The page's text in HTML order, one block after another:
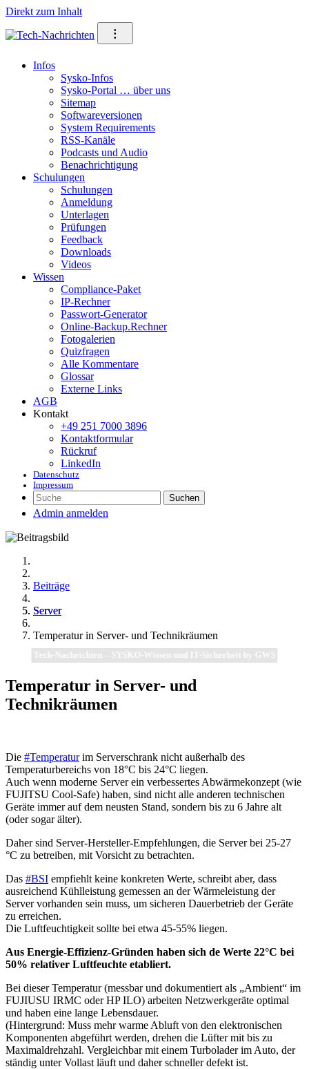
Direkt zum Inhalt
⁝
Infos
Sysko-Infos
Sysko-Portal … über uns
Sitemap
Softwareversionen
System Requirements
RSS-Kanäle
Podcasts und Audio
Benachrichtigung
Schulungen
Schulungen
Anmeldung
Unterlagen
Prüfungen
Feedback
Downloads
Videos
Wissen
Compliance-Paket
IP-Rechner
Passwort-Generator
Online-Backup.Rechner
Fotogalerien
Quizfragen
Alle Kommentare
Glossar
Externe Links
AGB
Kontakt
+49 251 7000 3896
Kontaktformular
Rückruf
LinkedIn
Datenschutz
Impressum
Suchen
Admin anmelden
Beiträge
Server
Temperatur in Server- und Technikräumen
Tech-Nachrichten – SYSKO-Wissen und IT-Sicherheit by GWS
Temperatur in Server- und
Technikräumen
Die #Temperaturim Serverschrank nicht außerhalb des
Temperaturbereichs von 18°C bis 24°C liegen.
Auch wenn moderne Server ein verbessertes Abwärmekonzept (wie
FUJITSU Cool-Safe) haben, sind nicht alle anderen technischen
Geräte immer auf dem neusten Stand, sondern bis zu 6 Jahre alt
(oder sogar älter).
Daher sind Server-Hersteller-Empfehlungen, die Server bei 25-27
°C zu betreiben, mit Vorsicht zu betrachten.
Das #BSI empfiehlt keine konkreten Werte, schreibt aber, dass
ausreichend Kühlleistung gemessen an der Wärmeleistung der
Server vorhanden sein muss, um sicheren Dauerbetrieb der Geräte
zu erreichen.
Die Luftfeuchtigkeit sollte bei etwa 45-55% liegen.
Aus Energie-Effizienz-Gründen haben sich de Werte 22°C bei
50% relativer Luftfeuchte etabliert.
Bei dieser Temperatur (messbar und dokumentiert als „Ambient“ im
FUJIUSU IRMC oder HP ILO) arbeiten Netzwerkgeräte optimal
und haben eine lange Lebensdauer.
(Hintergrund: Muss mehr warme Abluft von den elektronischen
Komponenten abgeführt werden, drehen die Lüfter mit bis zu
Maximaldrehzahl. Vergleichbar mit einem Turbolader im Auto, der
ständig unter Vollast läuft und daher schneller defekt ist.